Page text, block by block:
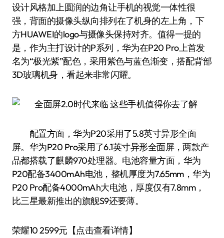
设计风格加上圆润的边角让手机的视觉一体性很
强，背面的摄像头纵向排列在了机身的左上角，下
方HUAWEI的logo与摄像头保持对齐。值得一提的
是，作为主打设计的P系列，华为在P20 Pro上首发
名为“极光紫”配色，采用紫色与蓝色渐变，搭配背部
3D玻璃机身，看起来非常闪耀。
配置方面，华为P20采用了5.8英寸异形全面
屏。华为P20 Pro采用了6.1英寸异形全面屏，两款产
品都搭载了麒麟970处理器。电池容量方面，华为
P20配备3400mAh电池，整机厚度为7.65mm，华为
P20 Pro配备4000mAh大电池，厚度仅有7.8mm，
比三星最新推出的旗舰S9还要薄。
荣耀10 2599元【点击查看详情】